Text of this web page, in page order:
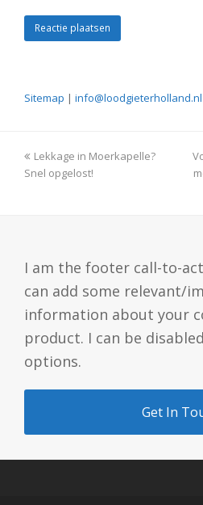
Sitemap | info@loodgieterholland.nl
previous
post:
Lekkage in Moerkapelle?
Snel opgelost!
I am the footer call-to-
can add some relevant/
information about your
product. I can be
options.
Get In